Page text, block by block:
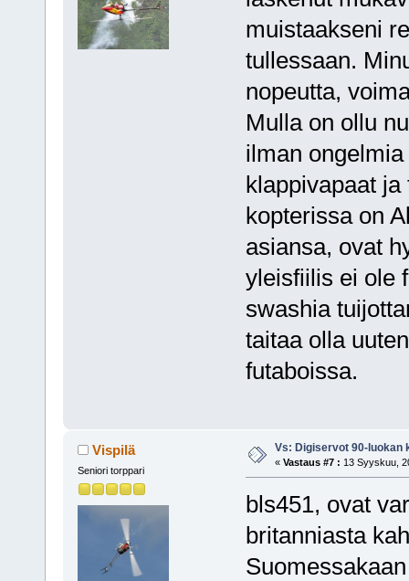
muistaakseni
tullessaan.
nopeutta,
Mulla on ollu
ilman
klappivapaat
kopterissa on
asiansa, ovat
yleisfiilis ei ole
swashia
taitaa olla
futaboissa.
Vispilä
Seniori torppari
Vs: Digiservot 90-luokan
« Vastaus #7 : 13 Syyskuu,
bls451, ovat
britanniasta